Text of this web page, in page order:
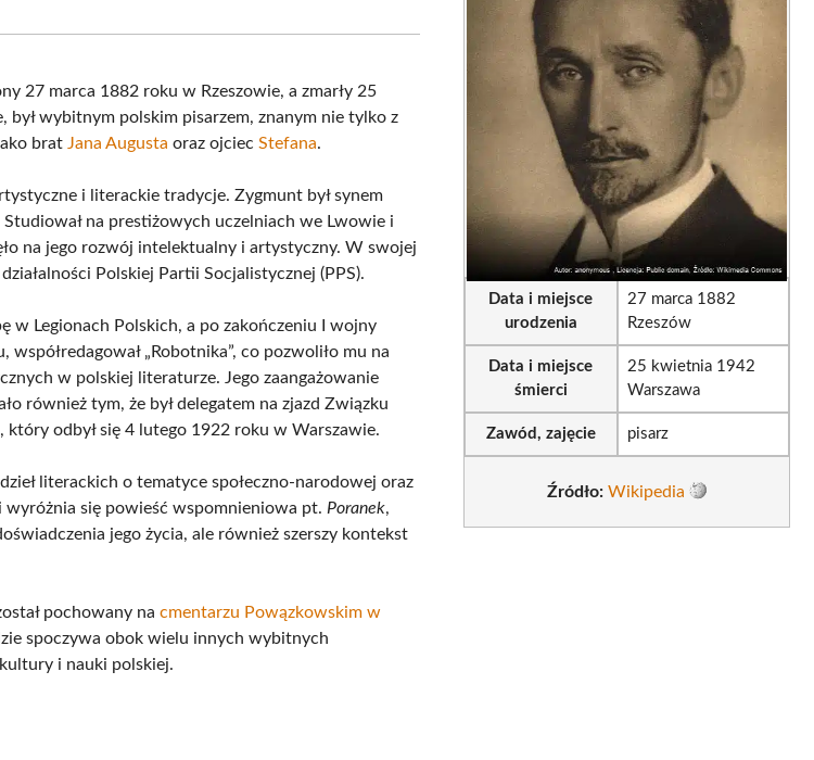
(Twitter)
27 marca 1882 roku w Rzeszowie, a zmarły 25
wybitnym polskim pisarzem, znanym nie tylko z
brat Jana Augusta oraz ojciecStefana.
i literackie tradycje. Zygmunt był synem
Studiował na prestiżowych uczelniach we Lwowie i
na jego rozwój intelektualny i artystyczny. W swojej
Polskiej Partii Socjalistycznej (PPS).
w Legionach Polskich, a po zakończeniu I wojny
„Robotnika”, co pozwoliło mu na
w polskiej literaturze. Jego zaangażowanie
również tym, że był delegatem na zjazd Związku
odbył się 4 lutego 1922 roku w Warszawie.
literackich o tematyce społeczno-narodowej oraz
się powieść wspomnieniowa pt. Poranek,
jego życia, ale również szerszy kontekst
pochowany nacmentarzu Powązkowskim w
spoczywa obok wielu innych wybitnych
i nauki polskiej.
Data i miejsce
urodzenia
27 marca 1882
Rzeszów
Data i miejsce
śmierci
25 kwietnia 1942
Warszawa
Zawód, zajęcie pisarz
Źródło: Wikipedia